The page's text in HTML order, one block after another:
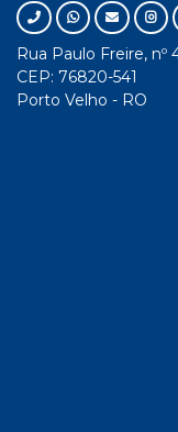
Rua Paulo Freire,
CEP: 76820-541
Porto Velho - RO